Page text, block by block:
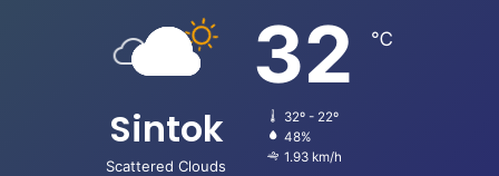
Sintok
Scattered Clouds
32 ℃
32º - 22º
48%
1.93 km/h